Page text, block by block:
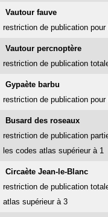
Vautour fauve
restriction de publication
Vautour percnoptère
restriction de publication
Gypaète barbu
restriction de publication
Busard des roseaux
restriction de publication
les codes atlas supérieur à 1
Circaète Jean-le-Blanc
restriction de publication
atlas supérieur à 3